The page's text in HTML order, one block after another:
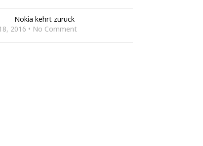
Nokia kehrt zurück
2016 • No Comment